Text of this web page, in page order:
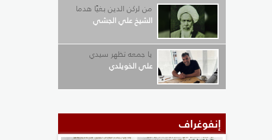
من لركن الدين بغيًا هدما
الشيخ علي الجشي
يا جمعه تظهر سيدي
علي الخويلدي
إنفوغراف